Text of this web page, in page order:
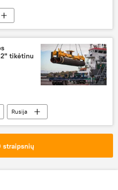
mažumos
demokratija
tikėtinu
Rusija
Nord Stream 2 AG
straipsnių